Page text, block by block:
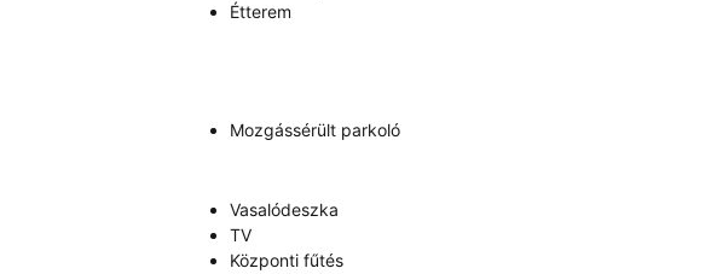
Étterem
Mozgássérült parkoló
Vasalódeszka
TV
Központi fűtés